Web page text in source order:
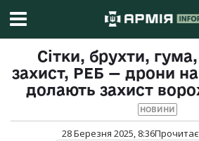
Сітки, брухти,
захист, РЕБ — дрони
долають захист
НОВИНИ
28 Березня 2025, 8:36